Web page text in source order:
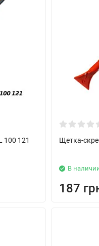
100 121 Щетка-
В
187